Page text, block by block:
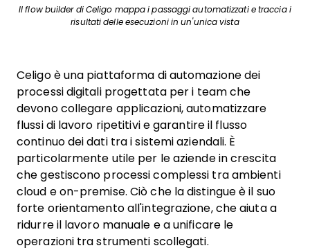
Il flow builder di Celigo mappa i passaggi automatizzati e traccia i
risultati delle esecuzioni in un'unica vista
Celigo è una piattaforma di automazione dei
processi digitali progettata per i team che
devono collegare applicazioni, automatizzare
flussi di lavoro ripetitivi e garantire il flusso
continuo dei dati tra i sistemi aziendali. È
particolarmente utile per le aziende in crescita
che gestiscono processi complessi tra ambienti
cloud e on-premise. Ciò che la distingue è il suo
forte orientamento all'integrazione, che aiuta a
ridurre il lavoro manuale e a unificare le
operazioni tra strumenti scollegati.